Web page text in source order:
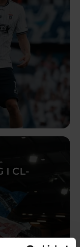
I CL-